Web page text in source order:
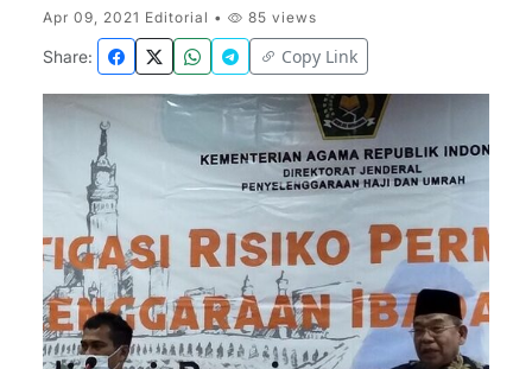
Apr 09, 2021 Editorial • 85 views
Share: Copy Link